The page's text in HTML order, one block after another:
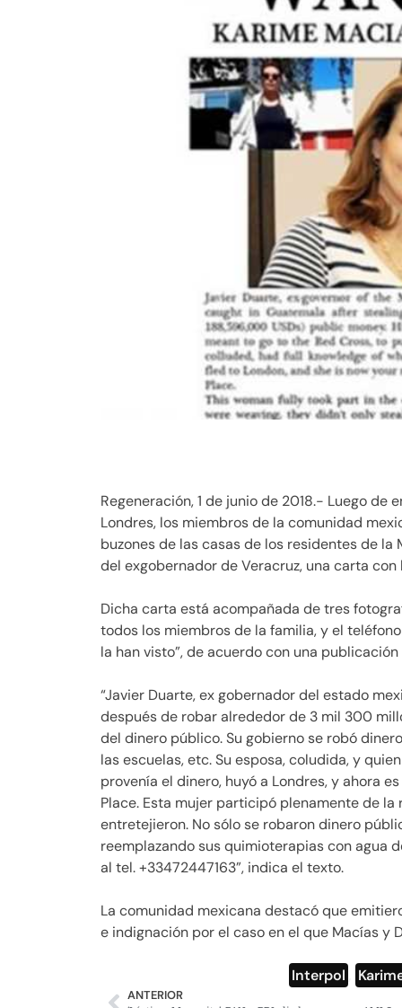
Regeneración, 1 de junio de 2018.- Luego
Londres, los miembros de la comunidad
buzones de las casas de los residentes de la
del exgobernador de Veracruz, una carta con
Dicha carta está acompañada de tres
todos los miembros de la familia, y el
la han visto”, de acuerdo con una
“Javier Duarte, ex gobernador del estado
después de robar alrededor de 3 mil 300
del dinero público. Su gobierno se robó
las escuelas, etc. Su esposa, coludida, y
provenía el dinero, huyó a Londres, y ahora
Place. Esta mujer participó plenamente de
entretejieron. No sólo se robaron dinero
reemplazando sus quimioterapias con agua
al tel. +33472447163”, indica el texto.
La comunidad mexicana destacó que
e indignación por el caso en el que Macías y
Interpol
ANTERIOR